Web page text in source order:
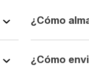
¿Cómo
¿Cómo